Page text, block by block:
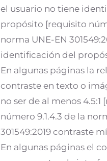
el usuario no tiene
propósito [requisito
norma UNE-EN
identificación del
En algunas páginas la
contraste en texto o
no ser de al menos 4.5:1
número 9.1.4.3 de la
301549:2019 contraste
En algunas páginas el